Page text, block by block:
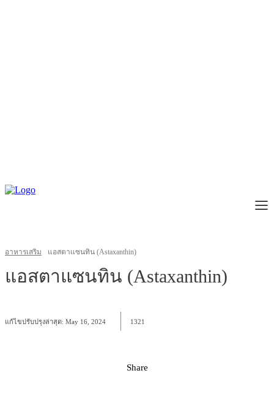
อาหารเสริม แอสตาแซนทิน (Astaxanthin)
แอสตาแซนทิน (Astaxanthin)
แก้ไขปรับปรุงล่าสุด: May 16, 2024 1321
Share